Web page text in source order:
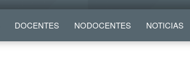
DOCENTES NODOCENTES NOTICIAS